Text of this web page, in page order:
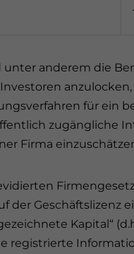
unter anderem die
für ein
zugängliche
Firma
der Geschäftslizenz
Kapital“
registrierte